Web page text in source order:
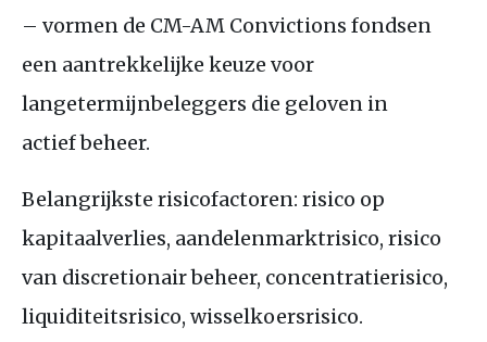
– vormen de CM-AM Convictions fondsen
een aantrekkelijke keuze voor
langetermijnbeleggers die geloven in
actief beheer.
Belangrijkste risicofactoren: risico op
kapitaalverlies, aandelenmarktrisico, risico
van discretionair beheer, concentratierisico,
liquiditeitsrisico, wisselkoersrisico.